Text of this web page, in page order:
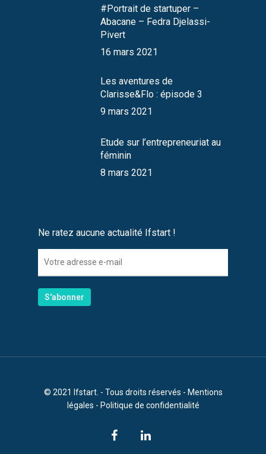
#Portrait de startuper –
Abacane – Fedra Djelassi-
Pivert
16 mars 2021
Les aventures de
Clarisse&Flo : épisode 3
9 mars 2021
Etude sur l’entrepreneuriat au
féminin
8 mars 2021
Ne ratez aucune actualité Ifstart !
© 2021 Ifstart. - Tous droits réservés - Mentions
légales - Politique de confidentialité